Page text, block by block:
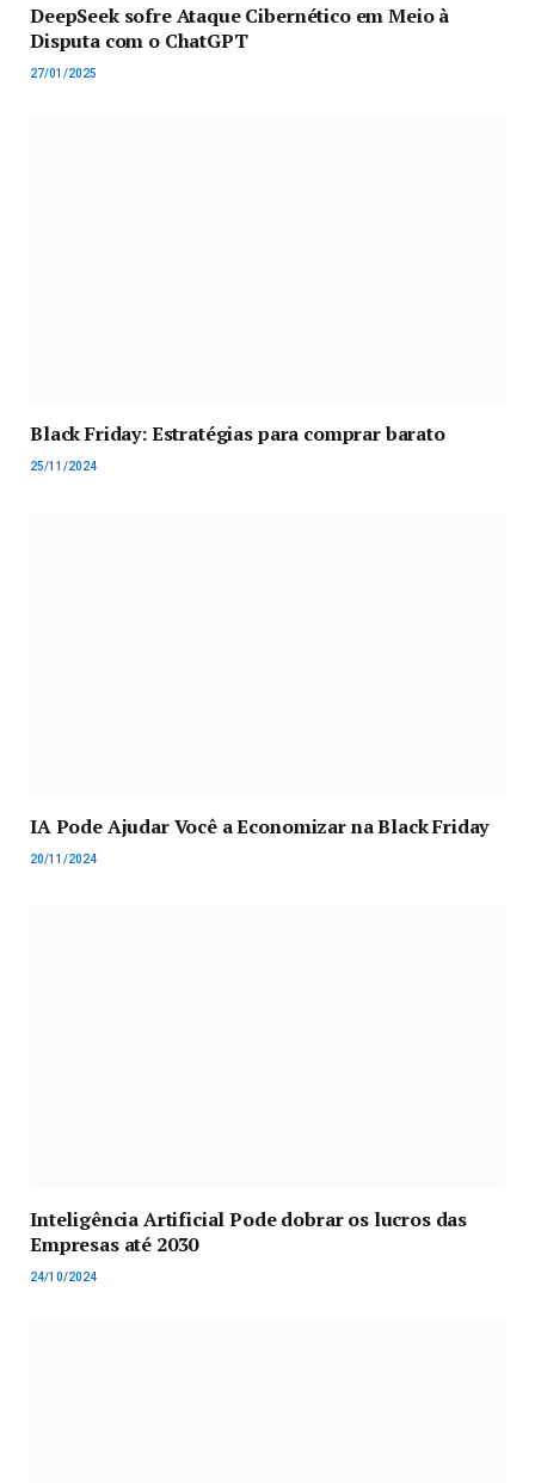
DeepSeek sofre Ataque Cibernético em Meio à
Disputa com o ChatGPT
27/01/2025
Black Friday: Estratégias para comprar barato
25/11/2024
IA Pode Ajudar Você a Economizar na Black Friday
20/11/2024
Inteligência Artificial Pode dobrar os lucros das
Empresas até 2030
24/10/2024